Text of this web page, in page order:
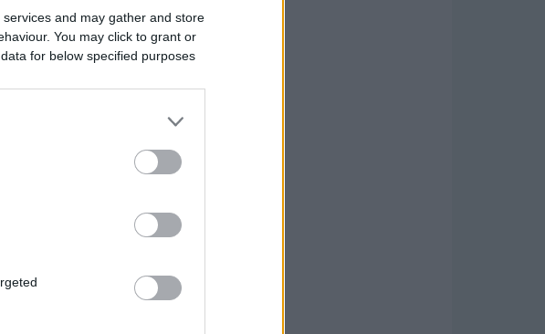
and may gather and store
You may click to grant or
for below specified purposes
per un